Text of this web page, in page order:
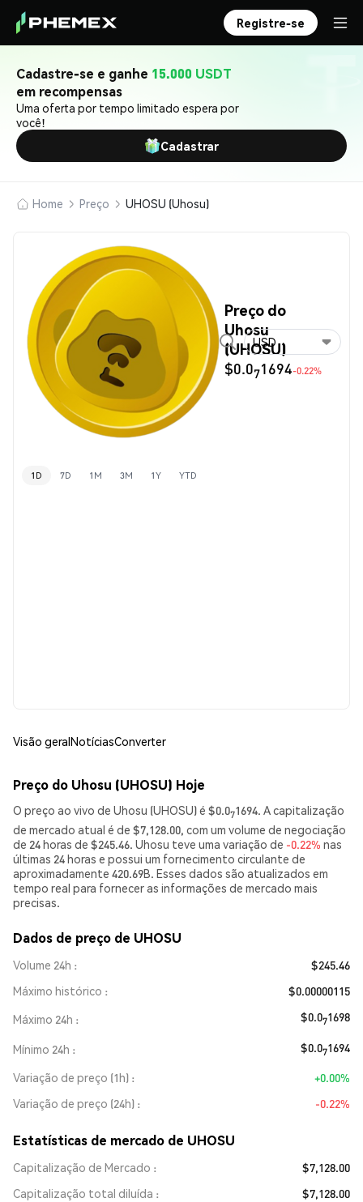
Registre-se
Cadastre-se e ganhe 15.000 USDT
em recompensas
Uma oferta por tempo limitado espera por
você!
Cadastrar
Home Preço UHOSU (Uhosu)
Preço do
Uhosu
(UHOSU)
$0.071694-0.22%
USD
1D 7D 1M 3M 1Y YTD
Visão geralNotíciasConverter
Preço do Uhosu (UHOSU) Hoje
O preço ao vivo de Uhosu (UHOSU) é $0.071694. A capitalização
de mercado atual é de $7,128.00, com um volume de negociação
de 24 horas de $245.46. Uhosu teve uma variação de -0.22% nas
últimas 24 horas e possui um fornecimento circulante de
aproximadamente 420.69B. Esses dados são atualizados em
tempo real para fornecer as informações de mercado mais
precisas.
Dados de preço de UHOSU
Volume 24h
$245.46
Máximo histórico
$0.00000115
Máximo 24h
$0.071698
Mínimo 24h $0.071694
Variação de preço (1h)
+0.00%
Variação de preço (24h)
-0.22%
Estatísticas de mercado de UHOSU
Capitalização de Mercado
$7,128.00
Capitalização total diluída
$7,128.00